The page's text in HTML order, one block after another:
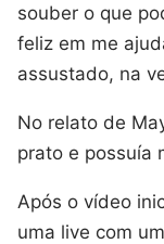
souber o que
feliz em me
assustado, na
No relato de
prato e possuía
Após o vídeo
uma live com